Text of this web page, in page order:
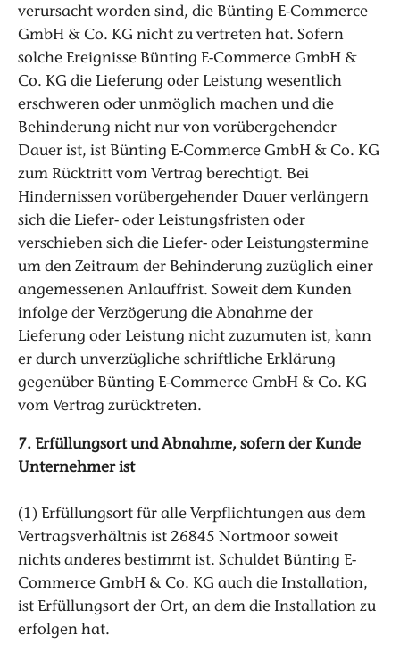
verursacht worden sind, die Bünting E-Commerce
GmbH & Co. KG nicht zu vertreten hat. Sofern
solche Ereignisse Bünting E-Commerce GmbH &
Co. KG die Lieferung oder Leistung wesentlich
erschweren oder unmöglich machen und die
Behinderung nicht nur von vorübergehender
Dauer ist, ist Bünting E-Commerce GmbH & Co. KG
zum Rücktritt vom Vertrag berechtigt. Bei
Hindernissen vorübergehender Dauer verlängern
sich die Liefer- oder Leistungsfristen oder
verschieben sich die Liefer- oder Leistungstermine
um den Zeitraum der Behinderung zuzüglich einer
angemessenen Anlauffrist. Soweit dem Kunden
infolge der Verzögerung die Abnahme der
Lieferung oder Leistung nicht zuzumuten ist, kann
er durch unverzügliche schriftliche Erklärung
gegenüber Bünting E-Commerce GmbH & Co. KG
vom Vertrag zurücktreten.
7. Erfüllungsort und Abnahme, sofern der Kunde
Unternehmer ist
(1) Erfüllungsort für alle Verpflichtungen aus dem
Vertragsverhältnis ist 26845 Nortmoor soweit
nichts anderes bestimmt ist. Schuldet Bünting E-
Commerce GmbH & Co. KG auch die Installation,
ist Erfüllungsort der Ort, an dem die Installation zu
erfolgen hat.